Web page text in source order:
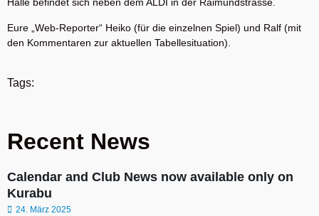
Halle befindet sich neben dem ALDI in der Raimundstrasse.
Eure „Web-Reporter“ Heiko (für die einzelnen Spiel) und Ralf (mit
den Kommentaren zur aktuellen Tabellesituation).
Tags:
Recent News
Calendar and Club News now available only on
Kurabu
24. März 2025